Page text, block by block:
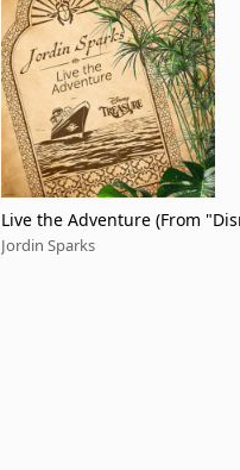
Live the Adventure (From
Onboard the Disney Treasure)
Jordin Sparks